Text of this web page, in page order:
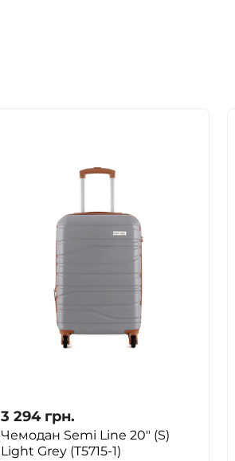
3 294 грн.
Чемодан Semi Line 20" (S)
Light Grey (T5715-1)